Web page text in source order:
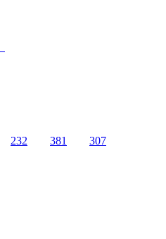
232 381 307